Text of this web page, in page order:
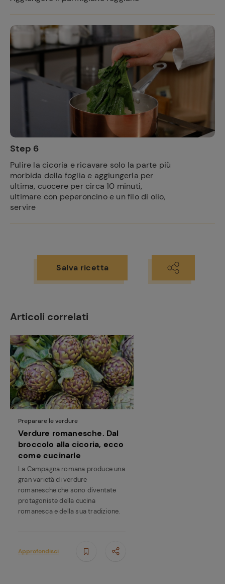
Step 6
Pulire la cicoria e ricavare solo la parte più
morbida della foglia e aggiungerla per
ultima, cuocere per circa 10 minuti,
ultimare con peperoncino e un filo di olio,
servire
Salva ricetta
Articoli correlati
Preparare le verdure
Verdure romanesche. Dal
broccolo alla cicoria, ecco
come cucinarle
La Campagna romana produce una
gran varietà di verdure
romanesche che sono diventate
protagoniste della cucina
romanesca e della sua tradizione.
Approfondisci
Ricette
preferite